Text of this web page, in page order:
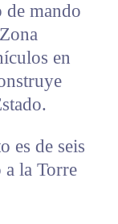
de mando
en
es de seis
a la Torre